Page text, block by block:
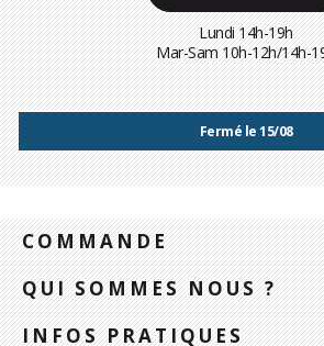
Lundi 14h-19h
Mar-Sam 10h-12h/14h-
Fermé le 15/08
COMMANDE
QUI SOMMES NOUS ?
INFOS PRATIQUES